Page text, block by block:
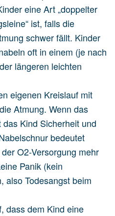
eine Art „doppelter
ist, falls die
schwer fällt. Kinder
oft in einem (je nach
längeren leichten
eigenen Kreislauf mit
Atmung. Wenn das
Kind Sicherheit und
bedeutet
O2-Versorgung mehr
Panik (kein
also Todesangst beim
dass dem Kind eine